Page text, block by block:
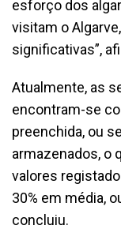
esforço dos
visitam o
significativas”,
Atualmente, as
encontram-se
preenchida, ou
armazenados, o
valores
30% em média,
concluiu.